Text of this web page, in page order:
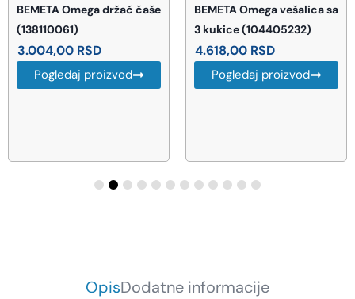
BEMETA Omega držač čaše
(138110061)
3.004,00 RSD
Pogledaj proizvod
BEMETA Omega vešalica sa
3 kukice (104405232)
4.618,00 RSD
Pogledaj proizvod
OpisDodatne informacije